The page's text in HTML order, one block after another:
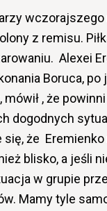
wczorajszego
z remisu.
Alexei
Boruca, po
mówił , że
dogodnych
się, że Eremienko
blisko, a jeśli
w grupie
Mamy tyle